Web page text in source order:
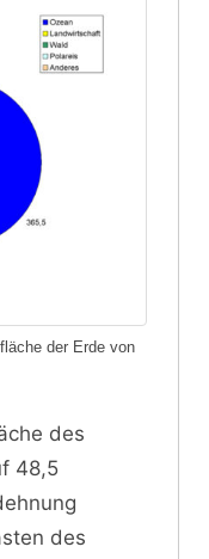
der Erde von
des
48,5
des